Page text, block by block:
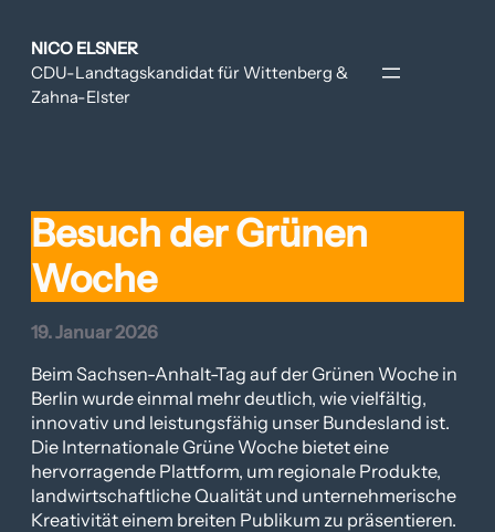
Inhalt
springen
NICO ELSNER
CDU-Landtagskandidat für Wittenberg &
Zahna-Elster
Besuch der Grünen
Woche
19. Januar 2026
Beim Sachsen-Anhalt-Tag auf der Grünen Woche in
Berlin wurde einmal mehr deutlich, wie vielfältig,
innovativ und leistungsfähig unser Bundesland ist.
Die Internationale Grüne Woche bietet eine
hervorragende Plattform, um regionale Produkte,
landwirtschaftliche Qualität und unternehmerische
Kreativität einem breiten Publikum zu präsentieren.